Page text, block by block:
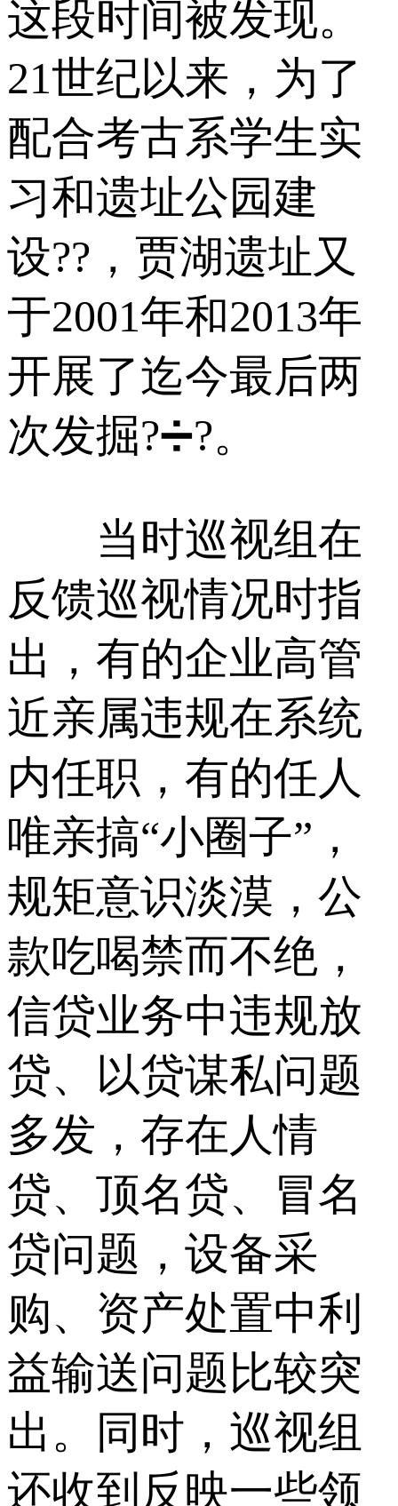
这段时间被发现。
21世纪以来，为了
配合考古系学生实
习和遗址公园建
设??，贾湖遗址又
于2001年和2013年
开展了迄今最后两
次发掘?➗?。
当时巡视组在
反馈巡视情况时指
出，有的企业高管
近亲属违规在系统
内任职，有的任人
唯亲搞“小圈子”，
规矩意识淡漠，公
款吃喝禁而不绝，
信贷业务中违规放
贷、以贷谋私问题
多发，存在人情
贷、顶名贷、冒名
贷问题，设备采
购、资产处置中利
益输送问题比较突
出。同时，巡视组
还收到反映一些领